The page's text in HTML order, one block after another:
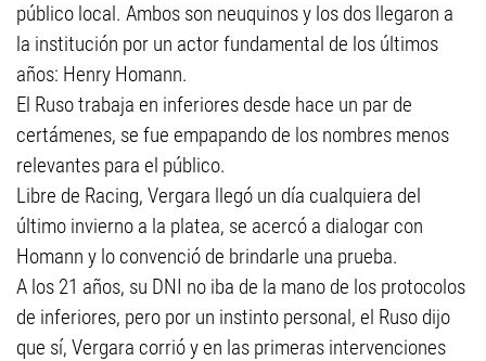
público local. Ambos son neuquinos y los dos llegaron a
la institución por un actor fundamental de los últimos
años: Henry Homann.
El Ruso trabaja en inferiores desde hace un par de
certámenes, se fue empapando de los nombres menos
relevantes para el público.
Libre de Racing, Vergara llegó un día cualquiera del
último invierno a la platea, se acercó a dialogar con
Homann y lo convenció de brindarle una prueba.
A los 21 años, su DNI no iba de la mano de los protocolos
de inferiores, pero por un instinto personal, el Ruso dijo
que sí, Vergara corrió y en las primeras intervenciones